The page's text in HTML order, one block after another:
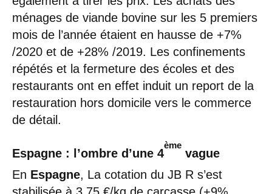
ménages de viande bovine sur les 5 premiers
mois de l’année étaient en hausse de +7%
/2020 et de +28% /2019. Les confinements
répétés et la fermeture des écoles et des
restaurants ont en effet induit un report de la
restauration hors domicile vers le commerce
de détail.
Espagne : l’ombre d’une 4
ème
vague
En Espagne, La cotation du JB R s’est